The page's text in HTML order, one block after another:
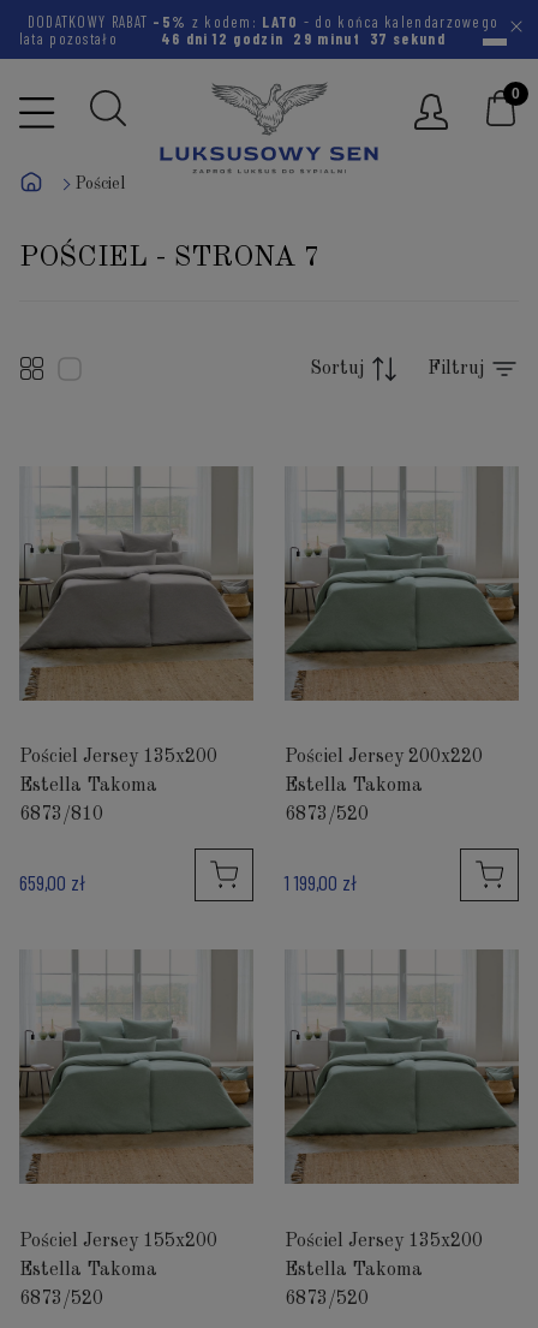
DODATKOWY RABAT -5% z kodem: LATO - do końca kalendarzowego
lata pozostało
46 dni 12 godzin 29 minut 36 sekund
Pościel
POŚCIEL - STRONA 7
Sortuj Filtruj
Pościel Jersey 135x200
Estella Takoma
6873/810
659,00 zł
Pościel Jersey 200x220
Estella Takoma
6873/520
1 199,00 zł
Pościel Jersey 155x200
Estella Takoma
6873/520
Pościel Jersey 135x200
Estella Takoma
6873/520